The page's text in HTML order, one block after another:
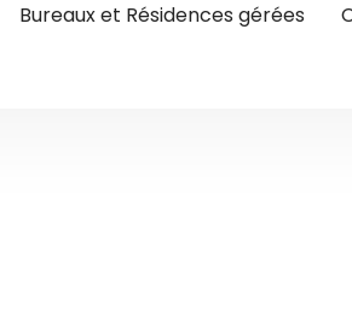
Bureaux et Résidences gérées